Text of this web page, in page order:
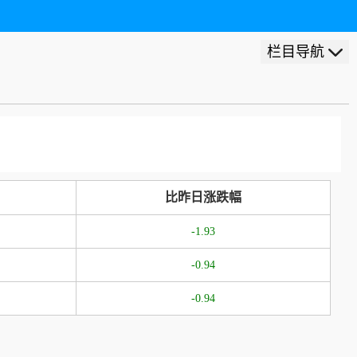
栏目导航
比昨日涨跌幅
-1.93
-0.94
-0.94